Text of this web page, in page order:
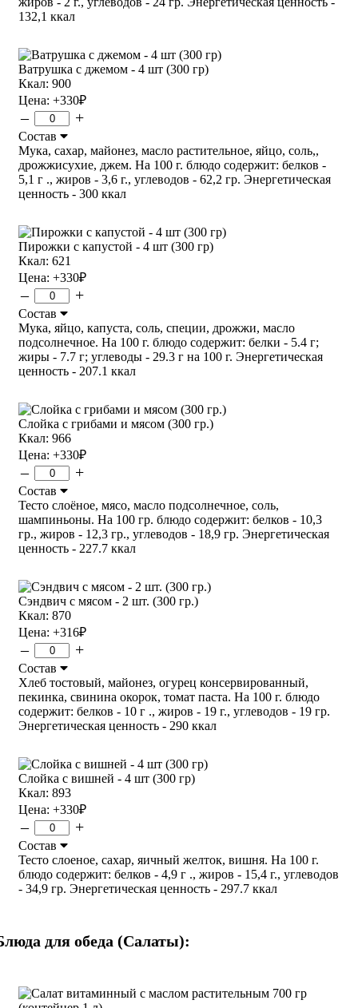
132,1 ккал
Ватрушка с джемом - 4 шт (300 гр)
Ккал: 900
Цена: +330₽
– +
Состав
Мука, сахар, майонез, масло растительное, яйцо, соль,,
дрожжисухие, джем. На 100 г. блюдо содержит: белков -
5,1 г ., жиров - 3,6 г., углеводов - 62,2 гр. Энергетическая
ценность - 300 ккал
Пирожки с капустой - 4 шт (300 гр)
Ккал: 621
Цена: +330₽
– +
Состав
Мука, яйцо, капуста, соль, специи, дрожжи, масло
подсолнечное. На 100 г. блюдо содержит: белки - 5.4 г;
жиры - 7.7 г; углеводы - 29.3 г на 100 г. Энергетическая
ценность - 207.1 ккал
Слойка с грибами и мясом (300 гр.)
Ккал: 966
Цена: +330₽
– +
Состав
Тесто слоёное, мясо, масло подсолнечное, соль,
шампиньоны. На 100 гр. блюдо содержит: белков - 10,3
гр., жиров - 12,3 гр., углеводов - 18,9 гр. Энергетическая
ценность - 227.7 ккал
Сэндвич с мясом - 2 шт. (300 гр.)
Ккал: 870
Цена: +316₽
– +
Состав
Хлеб тостовый, майонез, огурец консервированный,
пекинка, свинина окорок, томат паста. На 100 г. блюдо
содержит: белков - 10 г ., жиров - 19 г., углеводов - 19 гр.
Энергетическая ценность - 290 ккал
Слойка с вишней - 4 шт (300 гр)
Ккал: 893
Цена: +330₽
– +
Состав
Тесто слоеное, сахар, яичный желток, вишня. На 100 г.
блюдо содержит: белков - 4,9 г ., жиров - 15,4 г., углеводов
- 34,9 гр. Энергетическая ценность - 297.7 ккал
для обеда (Салаты):